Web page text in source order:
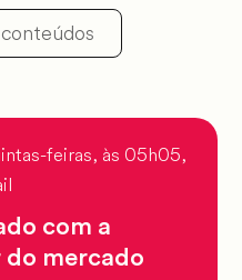
feiras, às 05h05,
com a
mercado